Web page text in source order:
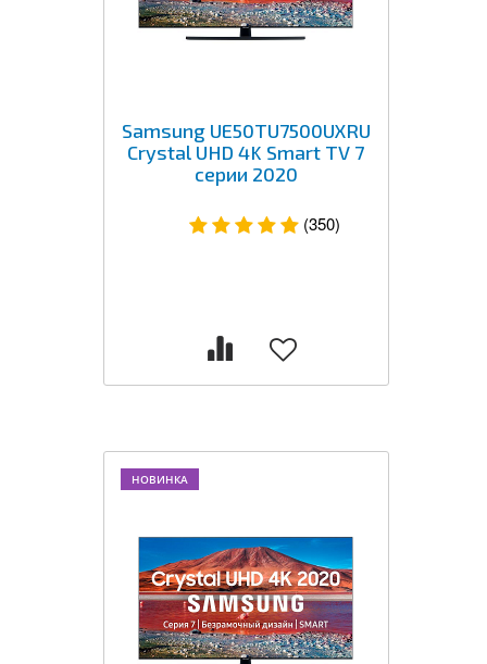
Samsung UE50TU7500UXRU
Crystal UHD 4K Smart TV 7
серии 2020
(350)
НОВИНКА